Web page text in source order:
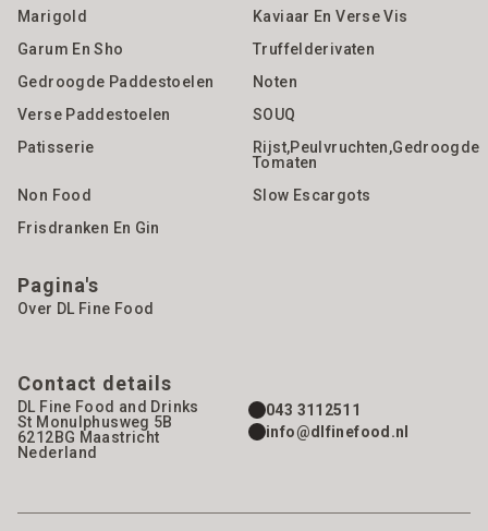
Marigold
Kaviaar En Verse Vis
Garum En Sho
Truffelderivaten
Gedroogde Paddestoelen
Noten
Verse Paddestoelen
SOUQ
Patisserie
Rijst,Peulvruchten,gedroogde
Tomaten
Non Food
Slow Escargots
Frisdranken En Gin
Pagina's
Over DL Fine Food
Contact details
DL Fine Food and Drinks
St Monulphusweg 5B
6212BG Maastricht
Nederland
043 3112511
info@dlfinefood.nl